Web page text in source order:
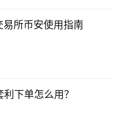
易所币安使用指南
下单怎么用？